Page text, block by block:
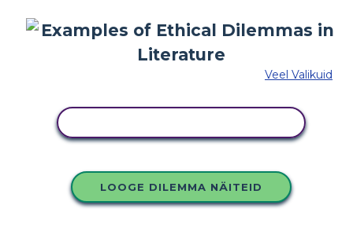
Veel Valikuid
LOOGE DILEMMA NÄITEID